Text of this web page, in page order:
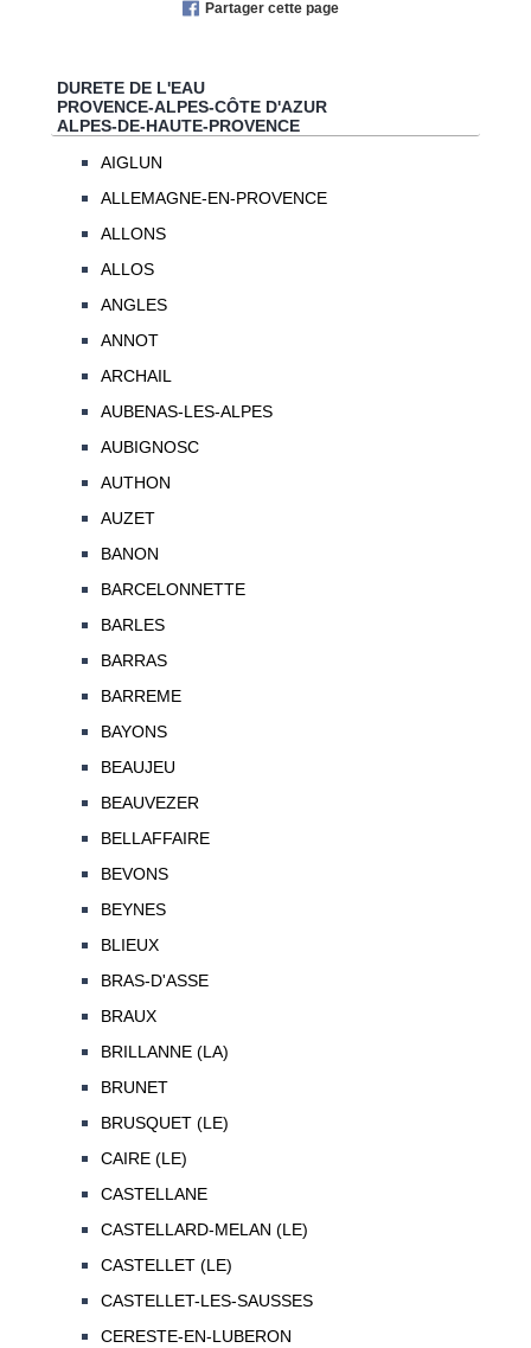
Partager cette page
DURETE DE L'EAU
PROVENCE-ALPES-CÔTE D'AZUR
ALPES-DE-HAUTE-PROVENCE
AIGLUN
ALLEMAGNE-EN-PROVENCE
ALLONS
ALLOS
ANGLES
ANNOT
ARCHAIL
AUBENAS-LES-ALPES
AUBIGNOSC
AUTHON
AUZET
BANON
BARCELONNETTE
BARLES
BARRAS
BARREME
BAYONS
BEAUJEU
BEAUVEZER
BELLAFFAIRE
BEVONS
BEYNES
BLIEUX
BRAS-D'ASSE
BRAUX
BRILLANNE (LA)
BRUNET
BRUSQUET (LE)
CAIRE (LE)
CASTELLANE
CASTELLARD-MELAN (LE)
CASTELLET (LE)
CASTELLET-LES-SAUSSES
CERESTE-EN-LUBERON